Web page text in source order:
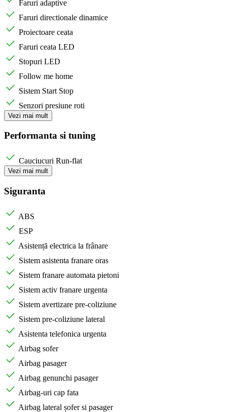
Faruri adaptive
Faruri directionale dinamice
Proiectoare ceata
Faruri ceata LED
Stopuri LED
Follow me home
Sistem Start Stop
Senzori presiune roti
Vezi mai mult
Performanta si tuning
Cauciucuri Run-flat
Vezi mai mult
Siguranta
ABS
ESP
Asistență electrica la frânare
Sistem asistenta franare oras
Sistem franare automata pietoni
Sistem activ franare urgenta
Sistem avertizare pre-coliziune
Sistem pre-coliziune lateral
Asistenta telefonica urgenta
Airbag sofer
Airbag pasager
Airbag genunchi pasager
Airbag-uri cap fata
Airbag lateral șofer si pasager